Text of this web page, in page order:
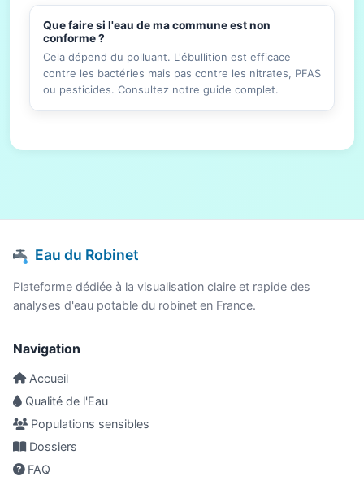
Que faire si l'eau de ma commune est non
conforme ?
Cela dépend du polluant. L'ébullition est efficace
contre les bactéries mais pas contre les nitrates, PFAS
ou pesticides. Consultez notre guide complet.
Eau du Robinet
Plateforme dédiée à la visualisation claire et rapide des
analyses d'eau potable du robinet en France.
Navigation
Accueil
Qualité de l'Eau
Populations sensibles
Dossiers
FAQ